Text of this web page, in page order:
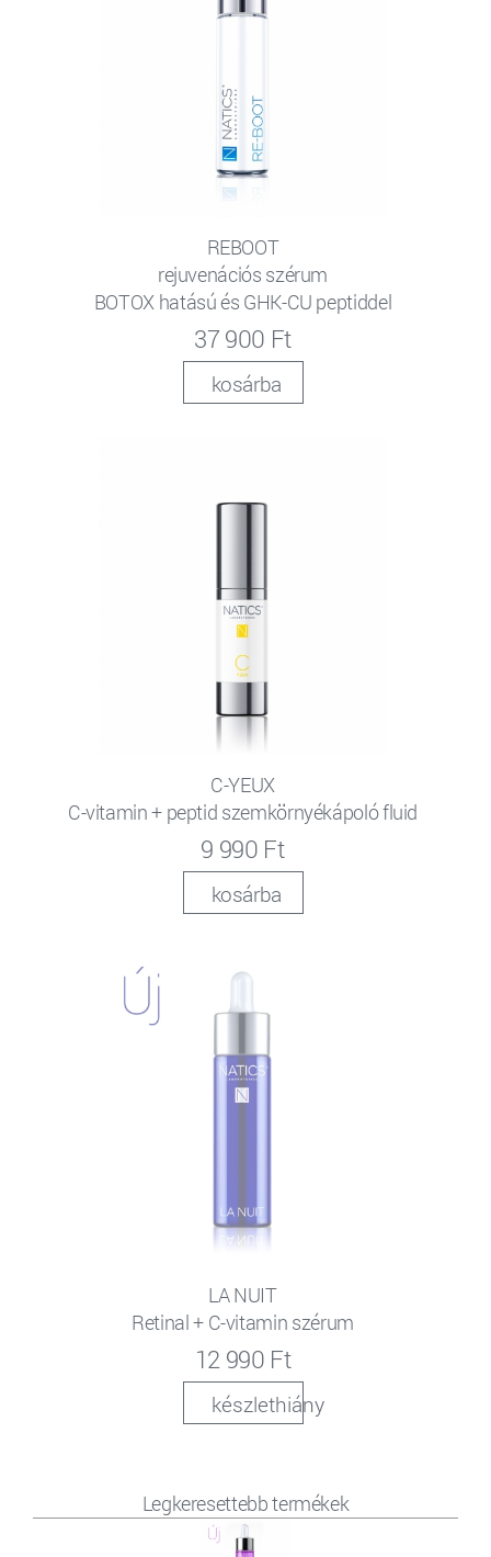
REBOOT
rejuvenációs szérum
BOTOX hatású és GHK-CU peptiddel
37 900 Ft
kosárba
C-YEUX
C-vitamin + peptid szemkörnyékápoló fluid
9 990 Ft
kosárba
LA NUIT
Retinal + C-vitamin szérum
12 990 Ft
készlethiány
Legkeresettebb termékek